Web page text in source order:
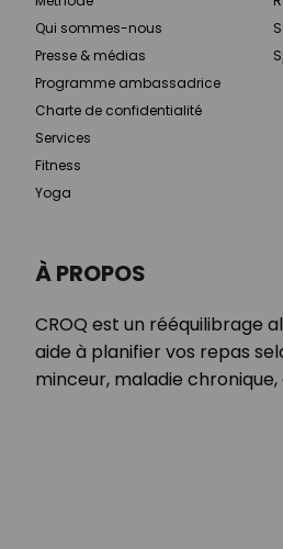
À PROPOS
CROQ est un rééquilibrage
aide à planifier vos repas
minceur, maladie
Qui sommes-nous
Presse & médias
Programme ambassadrice
Charte de confidentialité
Services
Fitness
Yoga